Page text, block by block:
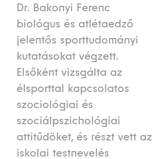
Dr. Bakonyi Ferenc
biológus és atlétaedző
jelentős sporttudományi
kutatásokat végzett.
Elsőként vizsgálta az
élsporttal kapcsolatos
szociológiai és
szociálpszichológiai
attitűdöket, és részt vett az
iskolai testnevelés